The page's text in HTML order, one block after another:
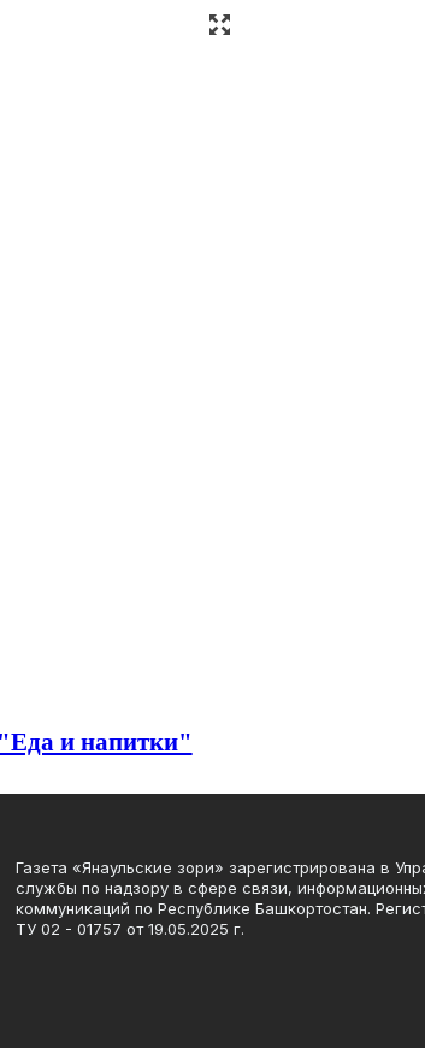
и напитки"
Газета «Янаульские зори» зарегистрирована в
службы по надзору в сфере связи,
коммуникаций по Республике Башкортостан.
ТУ 02 - 01757 от 19.05.2025 г.